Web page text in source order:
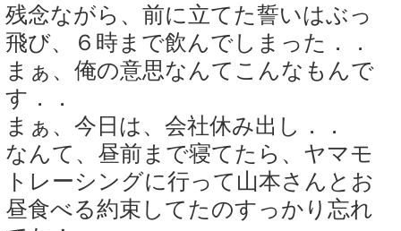
残念ながら、前に立てた誓いはぶっ
飛び、６時まで飲んでしまった．．
まぁ、俺の意思なんてこんなもんで
す．．
まぁ、今日は、会社休み出し．．
なんて、昼前まで寝てたら、ヤマモ
トレーシングに行って山本さんとお
昼食べる約束してたのすっかり忘れ